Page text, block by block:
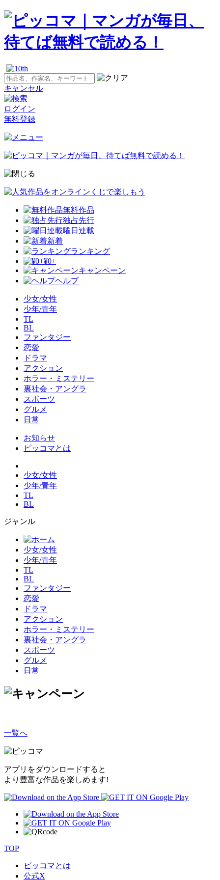
キャンセル
ログイン
無料登録
無料作品
独占先行
曜日連載
新着
ランキング
¥0+
キャンペーン
ヘルプ
少女/女性
少年/青年
TL
BL
ファンタジー
恋愛
ドラマ
アクション
ホラー・ミステリー
裏社会・アングラ
スポーツ
グルメ
日常
お知らせ
ピッコマとは
少女/女性
少年/青年
TL
BL
ジャンル
少女/女性
少年/青年
TL
BL
ファンタジー
恋愛
ドラマ
アクション
ホラー・ミステリー
裏社会・アングラ
スポーツ
グルメ
日常
一覧へ
アプリをダウンロードすると
より豊富な作品を楽しめます!
TOP
ピッコマとは
公式X